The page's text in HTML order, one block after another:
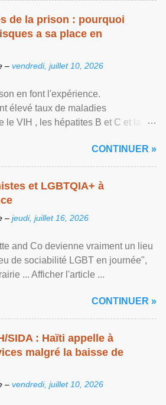
de la prison : pourquoi
a sa place en
– vendredi, juillet 10, 2026
en font l'expérience.
élevé taux de maladies
le VIH , les hépatites B et C et la ...
CONTINUER »
et LGBTQIA+ à
– jeudi, juillet 16, 2026
and Co devienne vraiment un lieu
de sociabilité LGBT en journée",
... Afficher l'article ...
CONTINUER »
SIDA : Haïti appelle à
malgré la baisse de
– vendredi, juillet 10, 2026